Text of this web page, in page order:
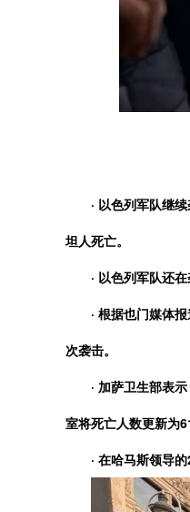
· 以色列军队继
坦人死亡。
· 以色列军队还
· 根据也门媒体
次袭击。
· 加萨卫生部表
室将死亡人数更新为
· 在哈马斯领导